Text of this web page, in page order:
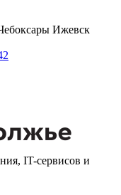
Ижевск
IT-сервисов и